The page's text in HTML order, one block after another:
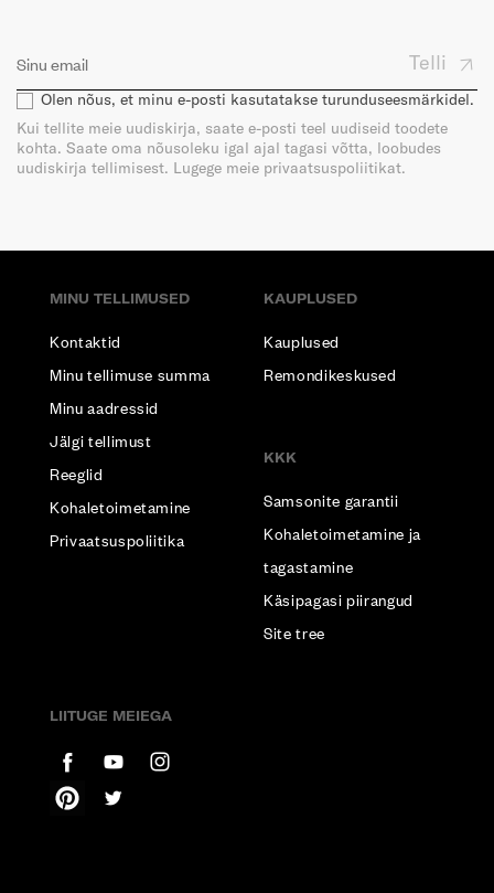
Telli
Olen nõus, et minu e-posti kasutatakse turunduseesmärkidel.
Kui tellite meie uudiskirja, saate e-posti teel uudiseid toodete
kohta. Saate oma nõusoleku igal ajal tagasi võtta, loobudes
uudiskirja tellimisest. Lugege meie privaatsuspoliitikat.
MINU TELLIMUSED
Kontaktid
Minu tellimuse summa
Minu aadressid
Jälgi tellimust
Reeglid
Kohaletoimetamine
Privaatsuspoliitika
KAUPLUSED
Kauplused
Remondikeskused
KKK
Samsonite garantii
Kohaletoimetamine ja
tagastamine
Käsipagasi piirangud
Site tree
LIITUGE MEIEGA